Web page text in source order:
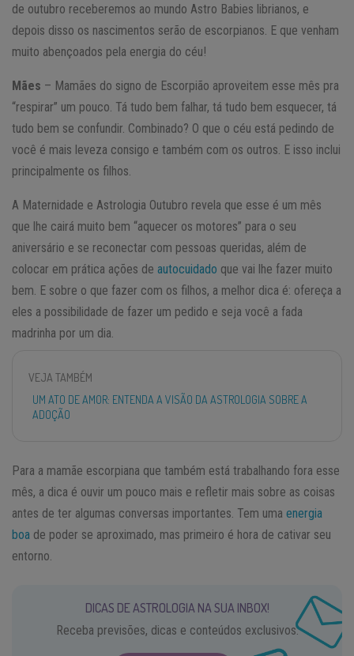
de outubro receberemos ao mundo Astro Babies librianos, e
depois disso os nascimentos serão de escorpianos. E que venham
muito abençoados pela energia do céu!
Mães – Mamães do signo de Escorpião aproveitem esse mês pra
“respirar” um pouco. Tá tudo bem falhar, tá tudo bem esquecer, tá
tudo bem se confundir. Combinado? O que o céu está pedindo de
você é mais leveza consigo e também com os outros. E isso inclui
principalmente os filhos.
A Maternidade e Astrologia Outubro revela que esse é um mês
que lhe cairá muito bem “aquecer os motores” para o seu
aniversário e se reconectar com pessoas queridas, além de
colocar em prática ações de autocuidado que vai lhe fazer muito
bem. E sobre o que fazer com os filhos, a melhor dica é: ofereça a
eles a possibilidade de fazer um pedido e seja você a fada
madrinha por um dia.
VEJA TAMBÉM
UM ATO DE AMOR: ENTENDA A VISÃO DA ASTROLOGIA SOBRE A
ADOÇÃO
Para a mamãe escorpiana que também está trabalhando fora esse
mês, a dica é ouvir um pouco mais e refletir mais sobre as coisas
antes de ter algumas conversas importantes. Tem uma energia
boa de poder se aproximado, mas primeiro é hora de cativar seu
entorno.
DICAS DE ASTROLOGIA NA SUA INBOX!
Receba previsões, dicas e conteúdos exclusivos.